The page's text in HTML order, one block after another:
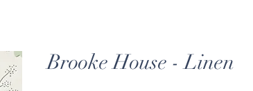
Brooke House - Linen